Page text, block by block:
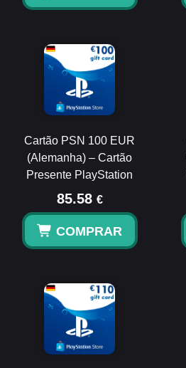
Cartão PSN 100 EUR
(Alemanha) – Cartão
Presente PlayStation
85.58 €
COMPRAR